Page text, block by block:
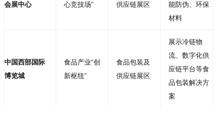
会展中心
心竞技场”
供应链展区
能防伪、环保
材料
中国西部国际
博览城
食品产业“创
新枢纽”
食品包装及
供应链展区
展示冷链物
流、数字化供
应链平台等食
品包装解决方
案